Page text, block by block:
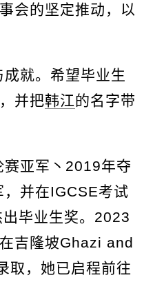
会的坚定推动，以
就。希望毕业生
并把韩江的名字带
亚军丶2019年夺
并在IGCSE考试
毕业生奖。2023
吉隆坡Ghazi and
取，她已启程前往